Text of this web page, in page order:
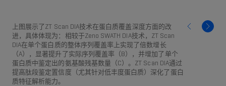
上图展示了ZT Scan DIA技术在蛋白质覆盖深度方面的改
进，具体体现为：相较于Zeno SWATH DIA技术，ZT Scan
DIA在单个蛋白质的整体序列覆盖率上实现了倍数增长
（A），显著提升了实际序列覆盖率（B），并增加了单个
蛋白质中鉴定出的氨基酸残基数量（C）。ZT Scan DIA通过
提高肽段鉴定置信度（尤其针对低丰度蛋白质）深化了蛋白
质特征解析能力。